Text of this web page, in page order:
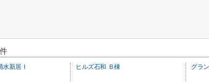
水新居Ⅰ ヒルズ石和 Ｂ棟 グラ